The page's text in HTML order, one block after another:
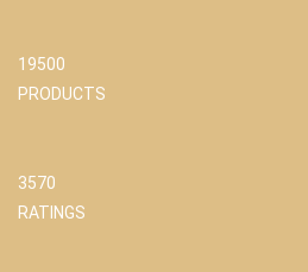
19500
PRODUCTS
3570
RATINGS